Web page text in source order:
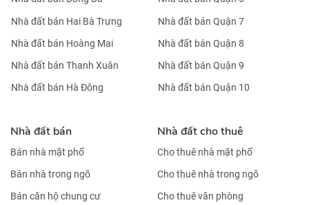
Nhà đất bán Hai Bà Trưng
Nhà đất bán Hoàng Mai
Nhà đất bán Thanh Xuân
Nhà đất bán Hà Đông
Nhà đất bán Quận 7
Nhà đất bán Quận 8
Nhà đất bán Quận 9
Nhà đất bán Quận 10
Nhà đất bán
Bán nhà mặt phố
Bán nhà trong ngõ
Bán căn hộ chung cư
Nhà đất cho thuê
Cho thuê nhà mặt phố
Cho thuê nhà trong ngõ
Cho thuê văn phòng